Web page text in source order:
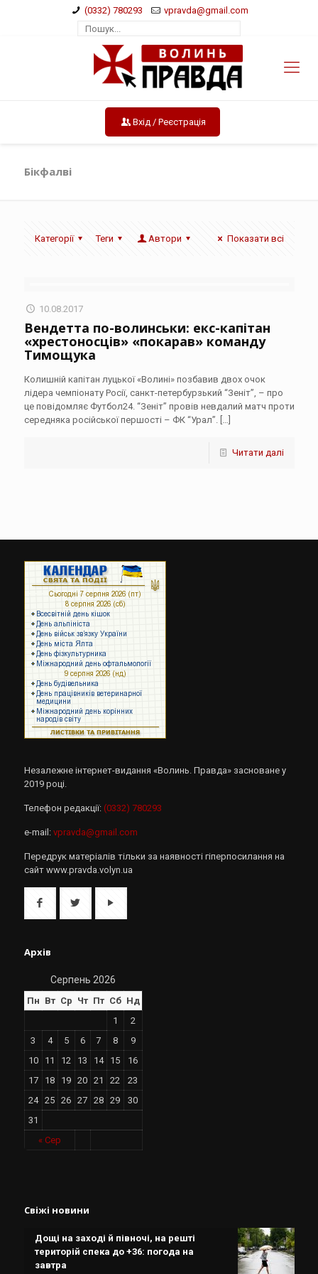
(0332) 780293 vpravda@gmail.com
Вхід / Реєстрація
Бікфалві
Категорії Теги Автори Показати всі
10.08.2017
Вендетта по-волинськи: екс-капітан
«хрестоносців» «покарав» команду
Тимощука
Колишній капітан луцької «Волині» позбавив двох очок
лідера чемпіонату Росії, санкт-петербурзький “Зеніт”, – про
це повідомляє Футбол24. “Зеніт” провів невдалий матч проти
середняка російської першості – ФК “Урал”.[…]
Читати далі
Незалежне інтернет-видання «Волинь. Правда» засноване у
2019 році.
Телефон редакції: (0332) 780293
e-mail: vpravda@gmail.com
Передрук матеріалів тільки за наявності гіперпосилання на
сайт www.pravda.volyn.ua
Архів
Серпень 2026
Пн Вт Ср Чт Пт Сб Нд
« Сер
1
2
3
4 5 6 7 8
9
10
11 12 13 14 15
16
17
18 19 20 21 22
23
24
25 26 27 28 29
30
31
Свіжі новини
Дощі на заході й півночі, на решті
територій спека до +36: погода на
завтра